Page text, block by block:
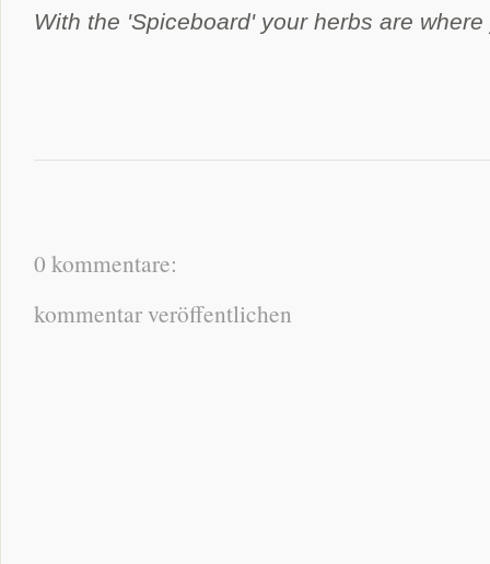
With the 'Spiceboard' your herbs are
0 kommentare:
kommentar veröffentlichen